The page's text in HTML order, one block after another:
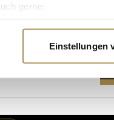
gerne:
Daten
Anzeigen zu
Einstellungen